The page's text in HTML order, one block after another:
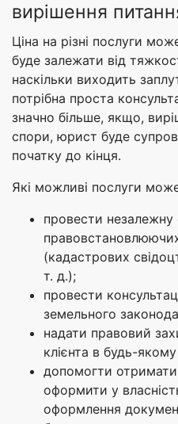
вирішення
Ціна на різні послуги
буде залежати від
наскільки виходить
потрібна проста
значно більше, якщо,
спори, юрист буде
початку до кінця.
Які можливі послуги
провести незалежну
(кадастрових
т. д.);
провести
земельного
надати правовий
клієнта в будь-
допомогти отримати
оформити у
оформлення